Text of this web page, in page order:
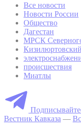
Все новости
Новости России
Общество
Дагестан
МРСК
происшествия
Миатлы
Вестник Кавказа —